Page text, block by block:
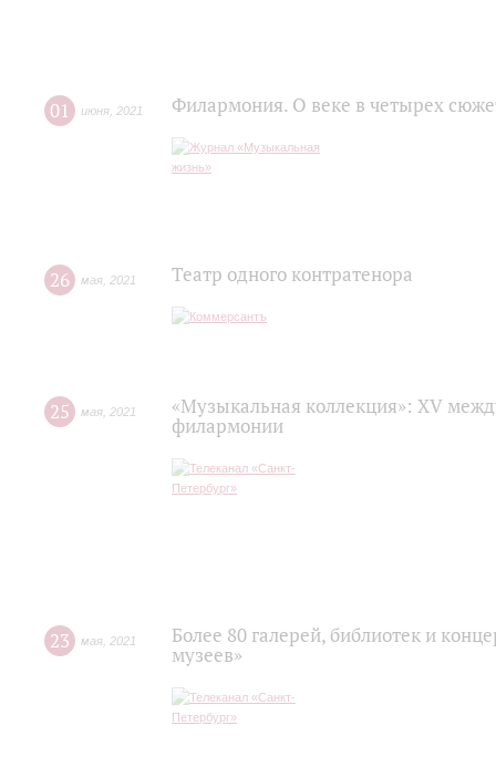
01 июня 2021 Филармония. О веке в четырех
26 мая 2021 Театр одного контратенора
25 мая 2021
«Музыкальная коллекция»: XV
филармонии
23 мая 2021
Более 80 галерей, библиотек и
музеев»